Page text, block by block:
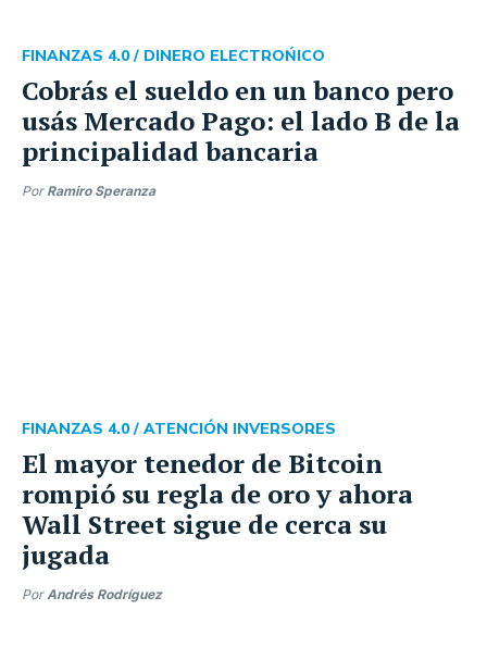
Cobrás el sueldo en un banco pero
usás Mercado Pago: el lado B de la
principalidad bancaria
FINANZAS 4.0 / DINERO ELECTROŃICO
Por Ramiro Speranza
El mayor tenedor de Bitcoin
rompió su regla de oro y ahora
Wall Street sigue de cerca su
jugada
FINANZAS 4.0 / ATENCIÓN INVERSORES
PorAndrés Rodríguez